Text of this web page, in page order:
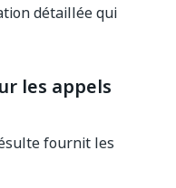
détaillée qui
les appels
fournit les